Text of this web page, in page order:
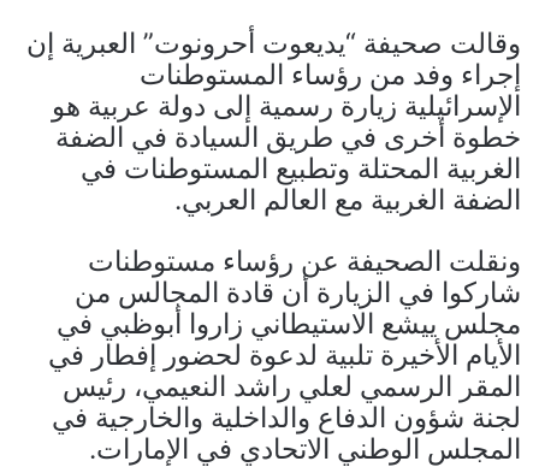
وقالت صحيفة “يديعوت أحرونوت” العبرية إن
إجراء وفد من رؤساء المستوطنات
الإسرائيلية زيارة رسمية إلى دولة عربية هو
خطوة أخرى في طريق السيادة في الضفة
الغربية المحتلة وتطبيع المستوطنات في
الضفة الغربية مع العالم العربي.
ونقلت الصحيفة عن رؤساء مستوطنات
شاركوا في الزيارة أن قادة المجالس من
مجلس ييشع الاستيطاني زاروا أبوظبي في
الأيام الأخيرة تلبية لدعوة لحضور إفطار في
المقر الرسمي لعلي راشد النعيمي، رئيس
لجنة شؤون الدفاع والداخلية والخارجية في
المجلس الوطني الاتحادي في الإمارات.